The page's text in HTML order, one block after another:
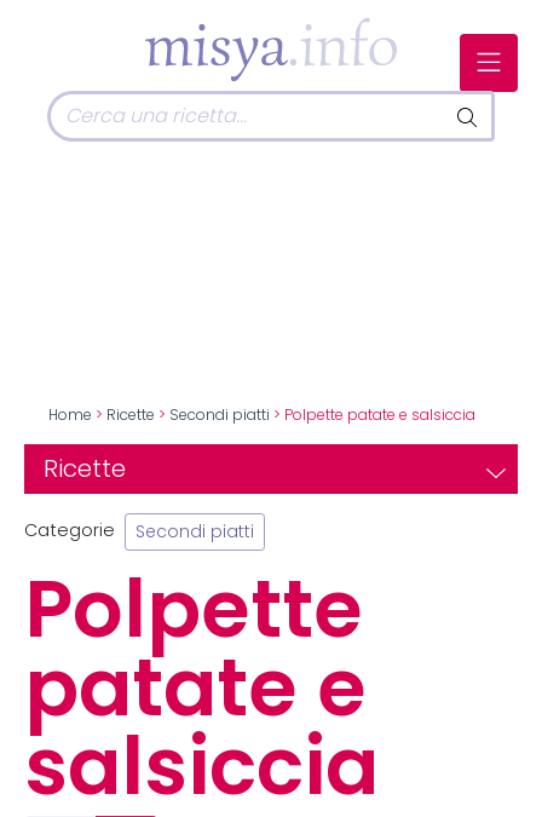
Home > Ricette > Secondi piatti > Polpette patate e salsiccia
Ricette
Categorie Secondi piatti
Polpette
patate e
salsiccia